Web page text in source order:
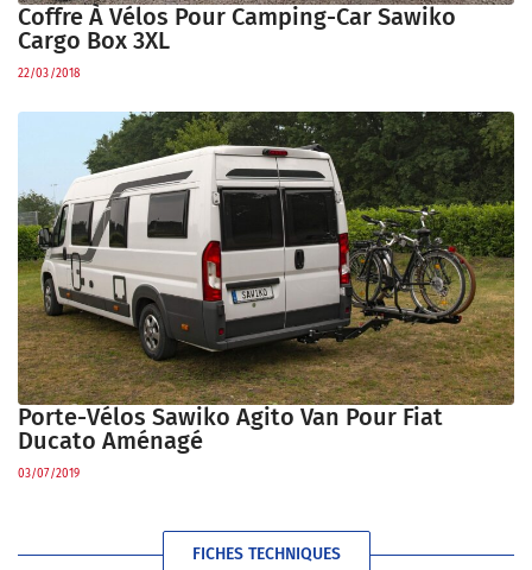
Coffre À Vélos Pour Camping-Car Sawiko
Cargo Box 3XL
22/03/2018
Porte-Vélos Sawiko Agito Van Pour Fiat
Ducato Aménagé
03/07/2019
FICHES TECHNIQUES